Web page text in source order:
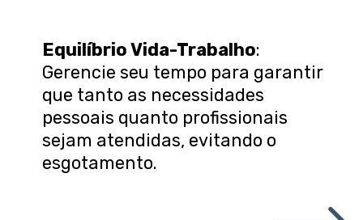
Equilíbrio Vida-Trabalho:
Gerencie seu tempo para garantir
que tanto as necessidades
pessoais quanto profissionais
sejam atendidas, evitando o
esgotamento.